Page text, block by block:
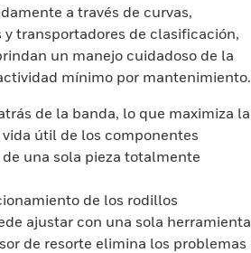
a través de curvas,
transportadores de clasificación,
un manejo cuidadoso de la
mínimo por mantenimiento.
de la banda, lo que maximiza la
útil de los componentes
una sola pieza totalmente
de los rodillos
ajustar con una sola herramienta
de resorte elimina los problemas